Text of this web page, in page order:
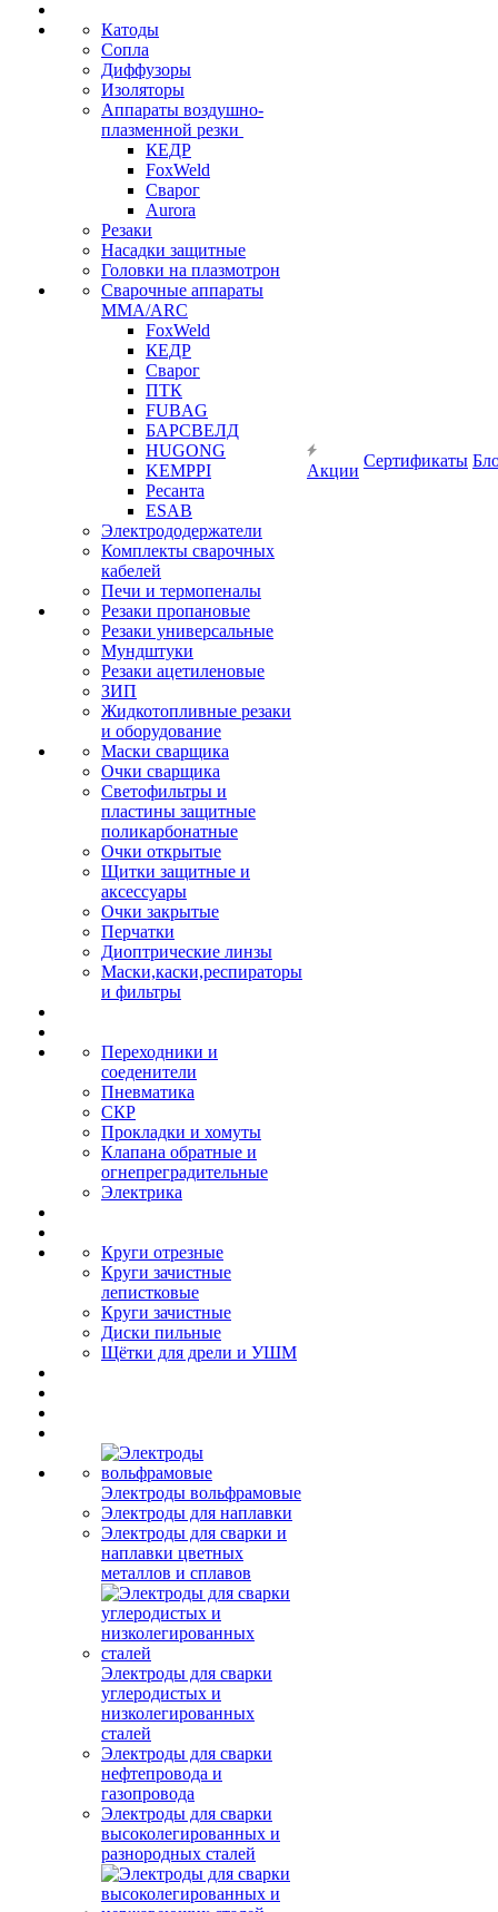
Катоды
Сопла
Диффузоры
Изоляторы
Аппараты воздушно-
плазменной резки
КЕДР
FoxWeld
Сварог
Aurora
Резаки
Насадки защитные
Головки на плазмотрон
Сварочные аппараты
MMA/ARC
FoxWeld
КЕДР
Сварог
ПТК
FUBAG
БАРСВЕЛД
HUGONG
KEMPPI
Ресанта
ESAB
Электрододержатели
Комплекты сварочных
кабелей
Печи и термопеналы
Резаки пропановые
Резаки универсальные
Мундштуки
Резаки ацетиленовые
ЗИП
Жидкотопливные резаки
и оборудование
Маски сварщика
Очки сварщика
Светофильтры и
пластины защитные
поликарбонатные
Очки открытые
Щитки защитные и
аксессуары
Очки закрытые
Перчатки
Диоптрические линзы
Маски,каски,респираторы
и фильтры
Переходники и
соеденители
Пневматика
СКР
Прокладки и хомуты
Клапана обратные и
огнепреградительные
Электрика
Круги отрезные
Круги зачистные
лепистковые
Круги зачистные
Диски пильные
Щётки для дрели и УШМ
Электроды вольфрамовые
Электроды для наплавки
Электроды для сварки и
наплавки цветных
металлов и сплавов
Электроды для сварки
углеродистых и
низколегированных
сталей
Электроды для сварки
нефтепровода и
газопровода
Электроды для сварки
высоколегированных и
разнородных сталей
Акции
Сертификаты